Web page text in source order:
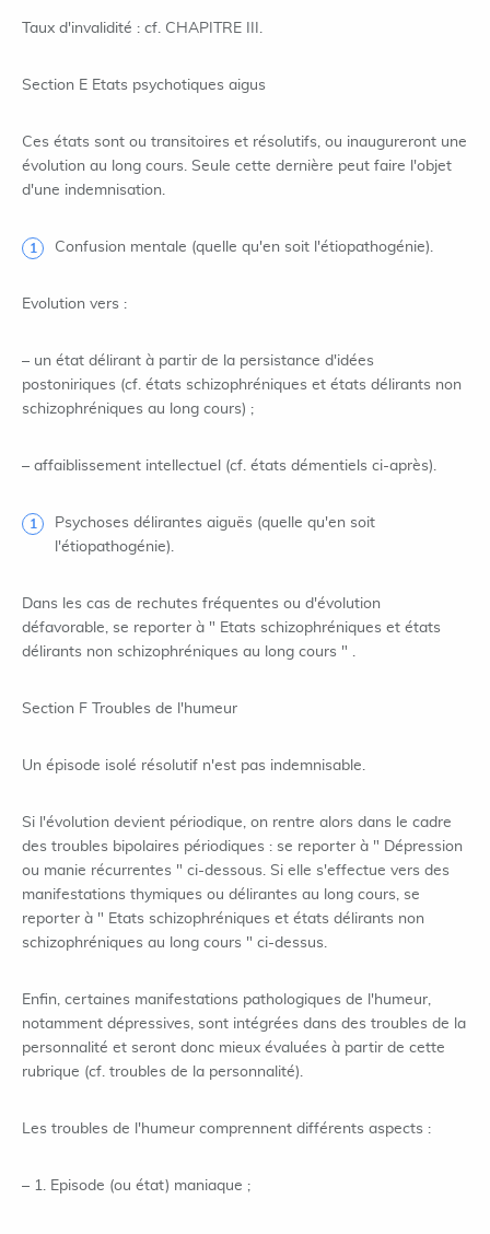
Taux d'invalidité : cf. CHAPITRE III.
Section E Etats psychotiques aigus
Ces états sont ou transitoires et résolutifs, ou inaugureront une
évolution au long cours. Seule cette dernière peut faire l'objet
d'une indemnisation.
Confusion mentale (quelle qu'en soit l'étiopathogénie).
Evolution vers :
– un état délirant à partir de la persistance d'idées
postoniriques (cf. états schizophréniques et états délirants non
schizophréniques au long cours) ;
– affaiblissement intellectuel (cf. états démentiels ci-après).
Psychoses délirantes aiguës (quelle qu'en soit
l'étiopathogénie).
Dans les cas de rechutes fréquentes ou d'évolution
défavorable, se reporter à " Etats schizophréniques et états
délirants non schizophréniques au long cours " .
Section F Troubles de l'humeur
Un épisode isolé résolutif n'est pas indemnisable.
Si l'évolution devient périodique, on rentre alors dans le cadre
des troubles bipolaires périodiques : se reporter à " Dépression
ou manie récurrentes " ci-dessous. Si elle s'effectue vers des
manifestations thymiques ou délirantes au long cours, se
reporter à " Etats schizophréniques et états délirants non
schizophréniques au long cours " ci-dessus.
Enfin, certaines manifestations pathologiques de l'humeur,
notamment dépressives, sont intégrées dans des troubles de la
personnalité et seront donc mieux évaluées à partir de cette
rubrique (cf. troubles de la personnalité).
Les troubles de l'humeur comprennent différents aspects :
– 1. Episode (ou état) maniaque ;